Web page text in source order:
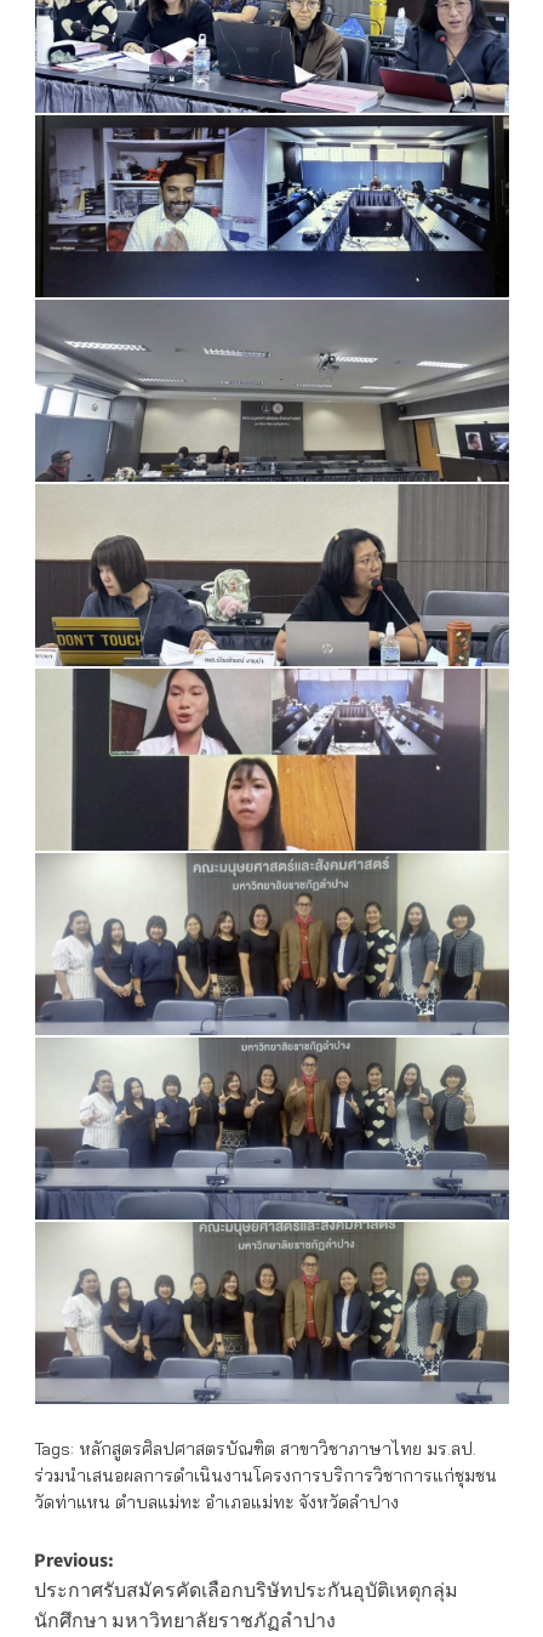
Tags: หลักสูตรศิลปศาสตรบัณฑิต สาขาวิชาภาษาไทย มร.ลป.
ร่วมนำเสนอผลการดำเนินงานโครงการบริการวิชาการแก่ชุมชน
วัดท่าแหน ตำบลแม่ทะ อำเภอแม่ทะ จังหวัดลำปาง
Post
navigation
Previous:
ประกาศรับสมัครคัดเลือกบริษัทประกันอุบัติเหตุกลุ่ม
นักศึกษา มหาวิทยาลัยราชภัฏลำปาง